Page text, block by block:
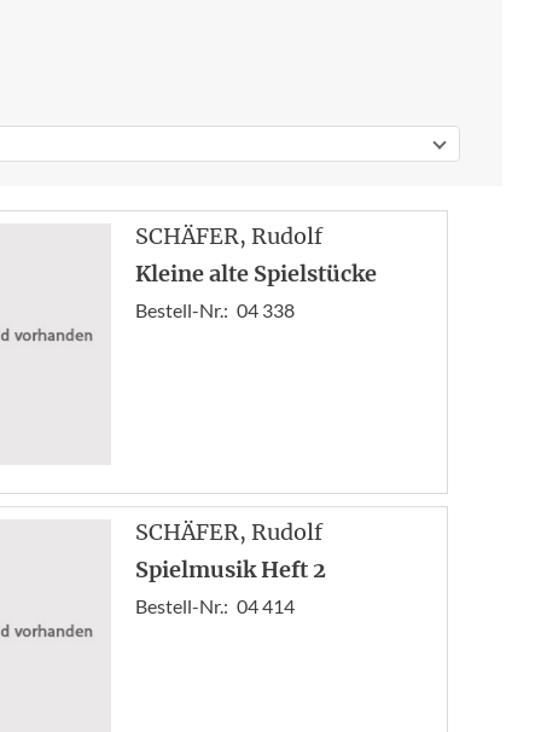
SCHÄFER, Rudolf
Kleine alte Spielstücke
Bestell-Nr.: 04 338
SCHÄFER, Rudolf
Spielmusik Heft 2
Bestell-Nr.: 04 414